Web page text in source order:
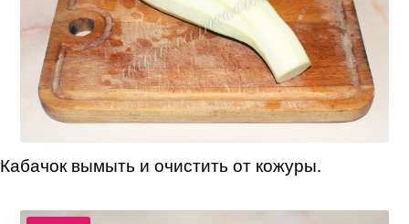
Кабачок вымыть и очистить от кожуры.